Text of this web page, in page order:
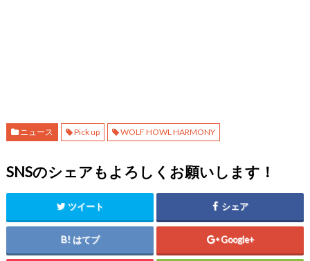
ニュース Pick up WOLF HOWL HARMONY
SNSのシェアもよろしくお願いします！
ツイート シェア
はてブ Google+